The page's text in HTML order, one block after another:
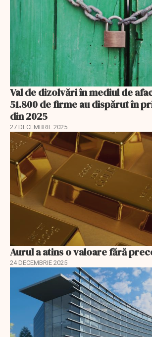
Val de dizolvări în mediul de
51.800 de firme au dispărut în
din 2025
27 DECEMBRIE 2025
Aurul a atins o valoare fără
24 DECEMBRIE 2025